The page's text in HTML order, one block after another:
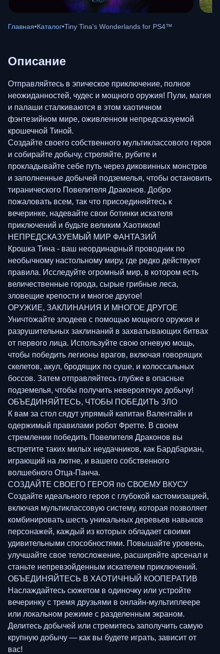
Главная•Каталог•Tiny Tina's Wonderlands for PS4™
Описание
Отправляйтесь в эпическое приключение, полное
неожиданностей, чудес и мощного оружия! Пули, магия
и палаши сталкиваются в этом хаотичном
фэнтезийном мире, оживленном непредсказуемой
крошечной Тиной.
Создайте своего собственного мультиклассового героя
и собирайте добычу, стреляйте, рубите и
прокладывайте себе путь через диковинных монстров
и заполненные добычей подземелья, чтобы остановить
тиранического Повелителя Драконов. Добро
пожаловать всем, так что присоединяйтесь к
вечеринке, надевайте свои ботинки искателя
приключений и будьте великим Хаотиком!
НЕПРЕДСКАЗУЕМЫЙ МИР ФАНТАЗИЙ
Крошка Тина - ваш неординарный проводник по
необычному настольному миру, где редко действуют
правила. Исследуйте огромный мир, в котором есть
величественные города, сырые грибные леса,
зловещие крепости и многое другое!
ОРУЖИЕ, ЗАКЛИНАНИЯ И МНОГОЕ ДРУГОЕ
Уничтожайте злодеев с помощью мощного оружия и
разрушительных заклинаний в захватывающих битвах
от первого лица. Используйте свою огневую мощь,
чтобы победить легионы врагов, включая говорящих
скелетов, акул, бродящих по суше, и колоссальных
боссов. Затем отправляйтесь глубже в опасные
подземелья, чтобы получить невероятную добычу!
ОБЪЕДИНЯЙТЕСЬ, ЧТОБЫ ПОБЕДИТЬ ЗЛО
К вам за стол сядут упрямый капитан Валентайн и
одержимый правилами робот Фретте. В своем
стремлении победить Повелителя Драконов вы
встретите таких милых неудачников, как Бардбариан,
играющий на лютне, и вашего собственного
волшебного Отца-Панча.
СОЗДАЙТЕ СВОЕГО ГЕРОЯ по СВОЕМУ ВКУСУ
Создайте идеального героя с глубокой кастомизацией,
включая мультиклассовую систему, которая позволяет
комбинировать шесть уникальных деревьев навыков
персонажей, каждый из которых обладает своими
удивительными способностями. Повышайте уровень,
улучшайте свое телосложение, расширяйте арсенал и
станьте непревзойденным искателем приключений.
ОБЪЕДИНЯЙТЕСЬ В ХАОТИЧНЫЙ КООПЕРАТИВ
Наслаждайтесь сюжетом в одиночку или устройте
вечеринку с тремя друзьями в онлайн-мультиплеере
или локальном режиме с разделенным экраном.
Делитесь добычей или стремитесь заполучить самую
крупную добычу — как вы будете играть, зависит от
вас!